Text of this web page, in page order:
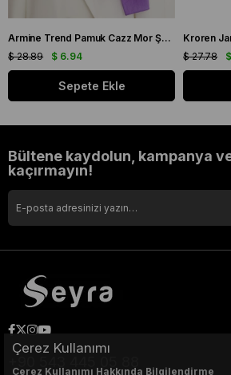
Armine Trend Pamuk Cazz Mor Şal 21210
$ 6.94
$ 28.89
Sepete Ekle
$ 27.78
Bültene kaydolun, kampanya
kaçırmayın!
Çerez Kullanımı
Çerez Kullanımı Hakkında Bilgilendirme